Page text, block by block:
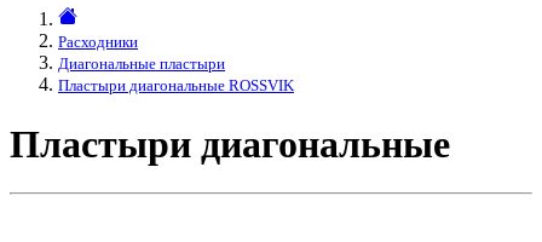
Расходники
Диагональные пластыри
Пластыри диагональные ROSSVIK
Пластыри диагональные